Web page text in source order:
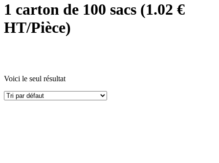
1 carton de 100 sacs (1.02 €
HT/Pièce)
Voici le seul résultat